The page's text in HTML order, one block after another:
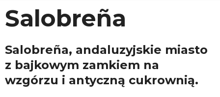
Salobreña
Salobreña, andaluzyjskie miasto
z bajkowym zamkiem na
wzgórzu i antyczną cukrownią.